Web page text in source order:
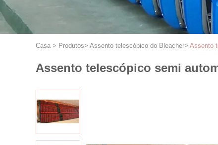
Casa > Produtos> Assento telescópico do Bleacher> Assento
Assento telescópico semi